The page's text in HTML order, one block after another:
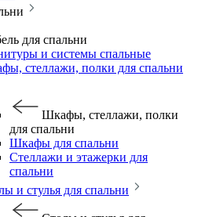
для спальни
и системы спальные
стеллажи, полки для спальни
Шкафы, стеллажи, полки
для спальни
Шкафы для спальни
Стеллажи и этажерки для
спальни
и стулья для спальни